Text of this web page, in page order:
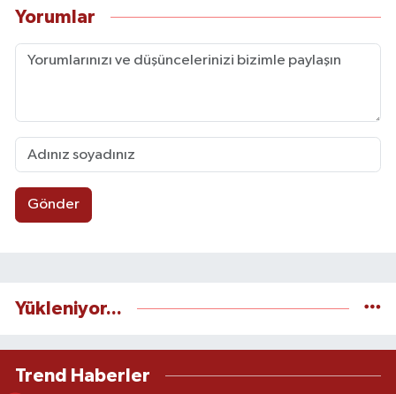
Yorumlar
Gönder
Yükleniyor...
Trend Haberler